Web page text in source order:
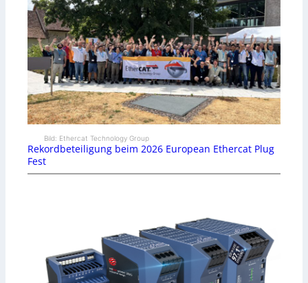
Bild: Ethercat Technology Group
Rekordbeteiligung beim 2026 European Ethercat Plug
Fest